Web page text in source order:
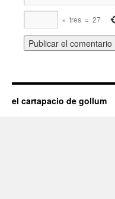
× tres = 27
el cartapacio de gollum